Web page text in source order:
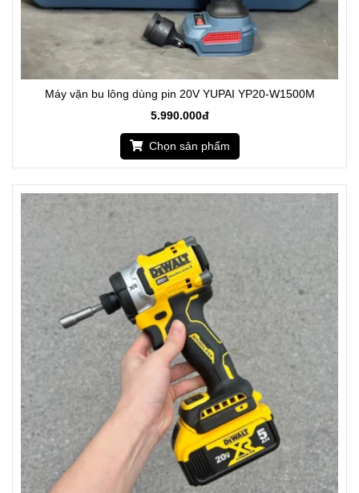
Máy vặn bu lông dùng pin 20V YUPAI YP20-W1500M
5.990.000đ
Chọn sản phẩm